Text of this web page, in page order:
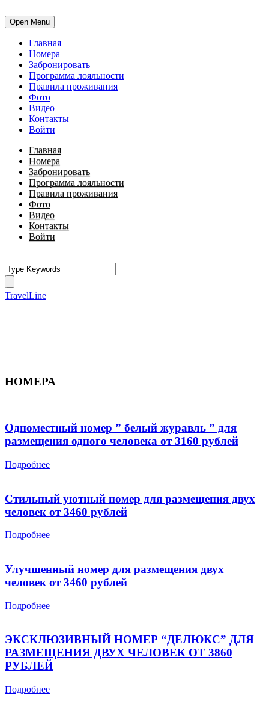
Open Menu
Главная
Номера
Забронировать
Программа лояльности
Правила проживания
Фото
Видео
Контакты
Войти
Главная
Номера
Забронировать
Программа лояльности
Правила проживания
Фото
Видео
Контакты
Войти
TravelLine
НОМЕРА
Одноместный номер ” белый журавль ” для
размещения одного человека от 3160 рублей
Подробнее
Стильный уютный номер для размещения двух
человек от 3460 рублей
Подробнее
Улучшенный номер для размещения двух
человек от 3460 рублей
Подробнее
ЭКСКЛЮЗИВНЫЙ НОМЕР “ДЕЛЮКС” ДЛЯ
РАЗМЕЩЕНИЯ ДВУХ ЧЕЛОВЕК ОТ 3860
РУБЛЕЙ
Подробнее